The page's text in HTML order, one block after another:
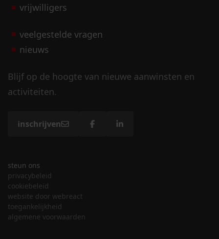
vrijwilligers
veelgestelde vragen
nieuws
Blijf op de hoogte van nieuwe aanwinsten en
activiteiten.
inschrijven
steun ons
privacybeleid
cookiebeleid
website door webreact
toegankelijkheid
algemene voorwaarden